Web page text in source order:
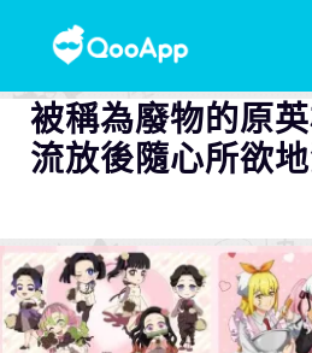
被稱為廢物的原
流放後隨心所欲